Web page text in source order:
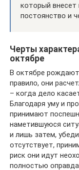
который внесет
постоянство и
Черты
октябре
В октябре
правило, они
– когда дело
Благодаря уму и
принимают
наметившуюся
и лишь затем,
отсутствует,
риск они идут
полностью